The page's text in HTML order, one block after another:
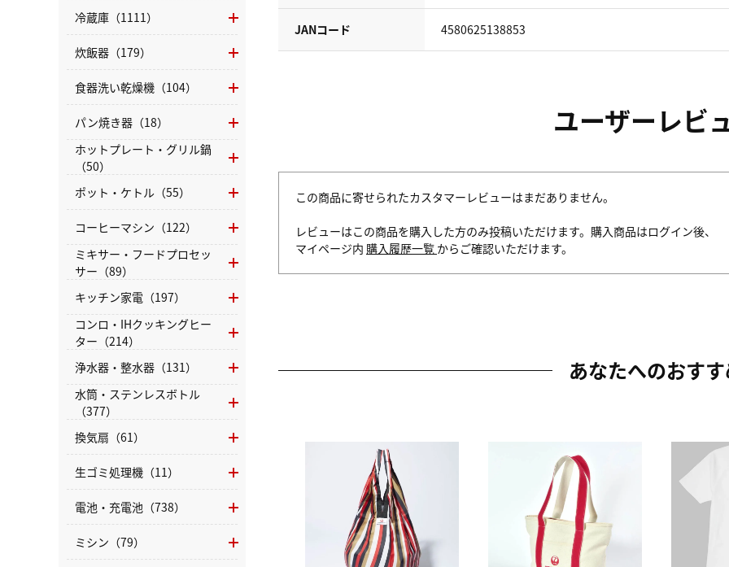
JANコード 4580625138853
ユーザーレビ
この商品に寄せられたカスタマーレビューはまだありません。
レビューはこの商品を購入した方のみ投稿いただけます。購入商品はログイン後、
マイページ内 購入履歴一覧 からご確認いただけます。
あなたへのおす
冷蔵庫（1111）
炊飯器（179）
食器洗い乾燥機（104）
パン焼き器（18）
ホットプレート・グリル鍋
（50）
ポット・ケトル（55）
コーヒーマシン（122）
ミキサー・フードプロセッ
サー（89）
キッチン家電（197）
コンロ・IHクッキングヒー
ター（214）
浄水器・整水器（131）
水筒・ステンレスボトル
（377）
換気扇（61）
生ゴミ処理機（11）
電池・充電池（738）
ミシン（79）